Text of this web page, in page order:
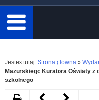
minimum
3
znaki.
Rozwiń
Jesteś tutaj: Strona główna »
Mazurskiego Kuratora Oświaty z
szkolnego